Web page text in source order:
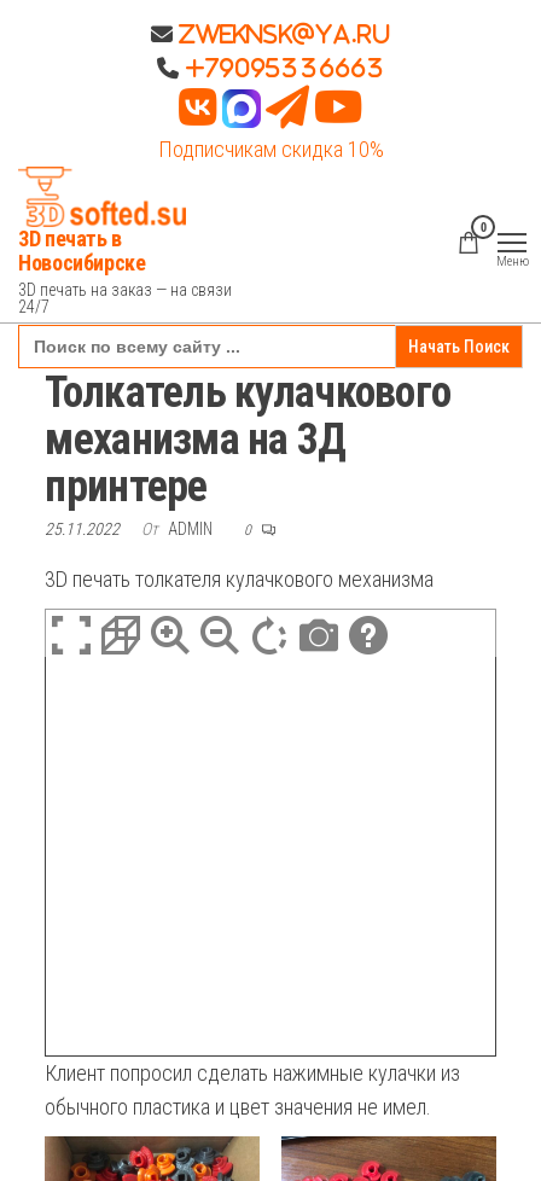
Zweknsk@ya.ru
+79095336663
Подписчикам скидка 10%
3D печать в
Новосибирске
3D печать на заказ — на связи
24/7
0
Меню
Search
for:
Толкатель кулачкового
механизма на 3Д
принтере
25.11.2022 От ADMIN 0
3D печать толкателя кулачкового механизма
Клиент попросил сделать нажимные кулачки из
обычного пластика и цвет значения не имел.